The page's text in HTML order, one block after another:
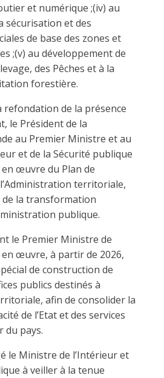
et numérique ;(iv) au
sécurisation et des
de base des zones et
;(v) au développement de
des Pêches et à la
forestière.
refondation de la présence
le Président de la
au Premier Ministre et au
et de la Sécurité publique
œuvre du Plan de
territoriale,
la transformation
publique.
le Premier Ministre de
œuvre, à partir de 2026,
de construction de
publics destinés à
afin de consolider la
de l’Etat et des services
du pays.
le Ministre de l’Intérieur et
à veiller à la tenue